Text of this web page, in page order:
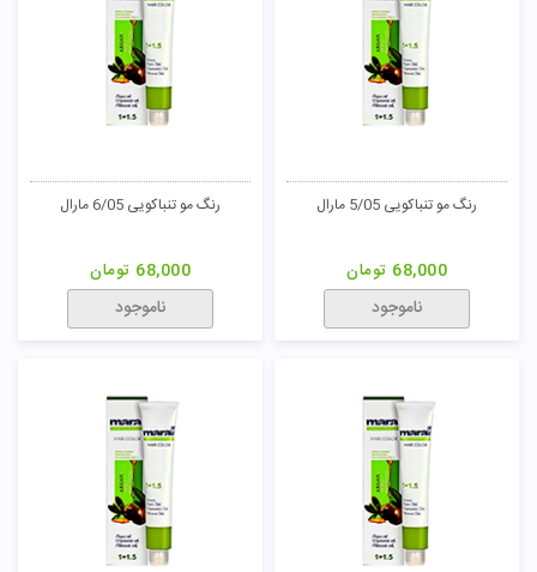
رنگ مو تنباکویی 5/05 مارال
68,000 تومان
ناموجود
رنگ مو تنباکویی 6/05 مارال
68,000 تومان
ناموجود